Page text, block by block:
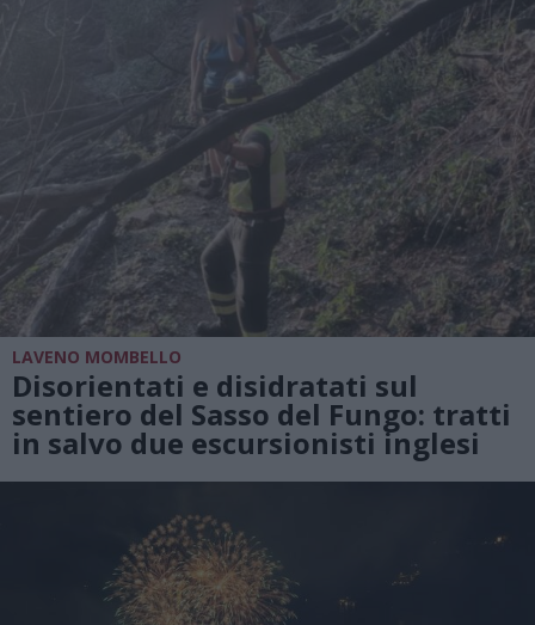
LAVENO MOMBELLO
Disorientati e disidratati sul
sentiero del Sasso del Fungo: tratti
in salvo due escursionisti inglesi